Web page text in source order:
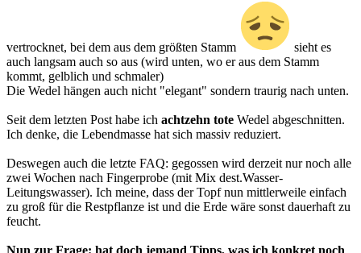
vertrocknet, bei dem aus dem größten Stamm
sieht es
auch langsam auch so aus (wird unten, wo er aus dem Stamm
kommt, gelblich und schmaler)
Die Wedel hängen auch nicht "elegant" sondern traurig nach unten.
Seit dem letzten Post habe ich achtzehn tote Wedel abgeschnitten.
Ich denke, die Lebendmasse hat sich massiv reduziert.
Deswegen auch die letzte FAQ: gegossen wird derzeit nur noch alle
zwei Wochen nach Fingerprobe (mit Mix dest.Wasser-
Leitungswasser). Ich meine, dass der Topf nun mittlerweile einfach
zu groß für die Restpflanze ist und die Erde wäre sonst dauerhaft zu
feucht.
Nun zur Frage: hat doch jemand Tipps, was ich konkret noch